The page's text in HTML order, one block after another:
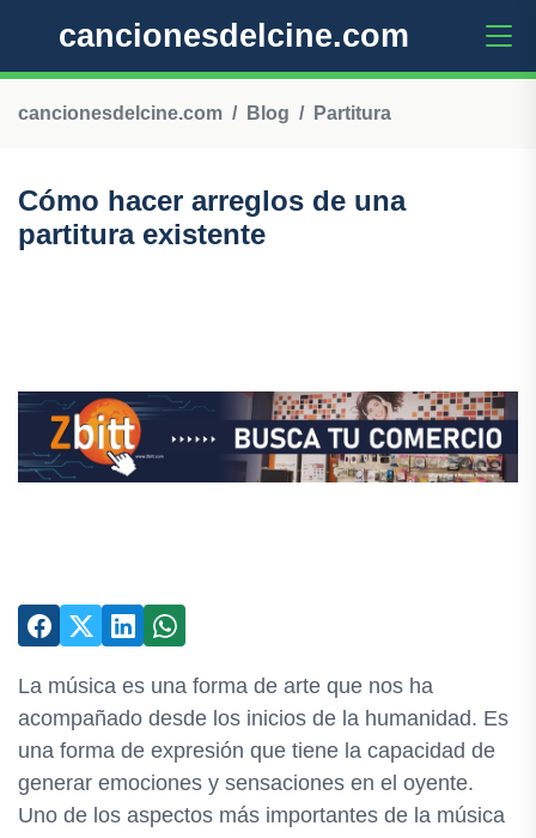
cancionesdelcine.com
cancionesdelcine.com Blog Partitura
Cómo hacer arreglos de una
partitura existente
La música es una forma de arte que nos ha
acompañado desde los inicios de la humanidad. Es
una forma de expresión que tiene la capacidad de
generar emociones y sensaciones en el oyente.
Uno de los aspectos más importantes de la música